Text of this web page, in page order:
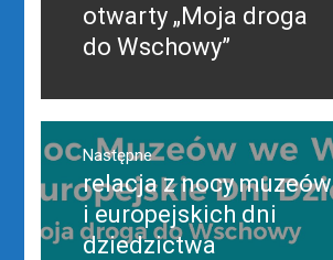
otwarty „Moja droga
do Wschowy”
Następne
Następny
post:
relacja z nocy muzeów
i europejskich dni
dziedzictwa